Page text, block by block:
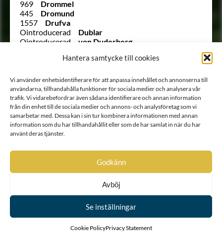
Hantera samtycke till cookies
Vi använder enhetsidentifierare för att anpassa innehållet och annonserna till
användarna, tillhandahålla funktioner för sociala medier och analysera vår
trafik. Vi vidarebefordrar även sådana identifierare och annan information
från din enhet till de sociala medier och annons- och analysföretag som vi
samarbetar med. Dessa kan i sin tur kombinera informationen med annan
information som du har tillhandahållit eller som de har samlat in när du har
använt deras tjänster.
Godkänn
Avböj
Se inställningar
Cookie PolicyPrivacy Statement
969
Drommel
445
Dromund
1557
Drufva
Ointroducerad
Dublar
Ointroducerad
von Duderberg
von Dunten
609
Duréel
773
Du Rees
422
Durell
666
Du Rietz
544
Dusensköld
241
Duwall
64
Duwall
135
von Düben
von Döringh
Ointroducerad
Ebersköld
von Eccard